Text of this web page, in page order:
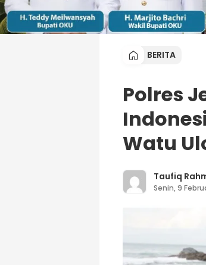
BERITA
Polres
Watu
Taufiq
Senin, 9